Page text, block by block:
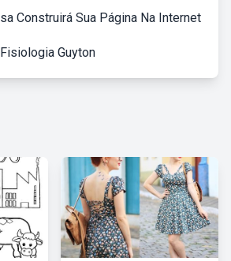
Construirá Sua Página Na Internet
Guyton